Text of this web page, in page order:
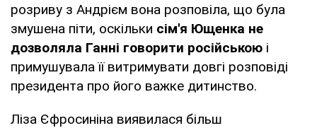
розриву з Андрієм вона розповіла, що була
змушена піти, оскільки сім'я Ющенка не
дозволяла Ганні говорити російською і
примушувала її витримувати довгі розповіді
президента про його важке дитинство.
Ліза Єфросиніна виявилася більш